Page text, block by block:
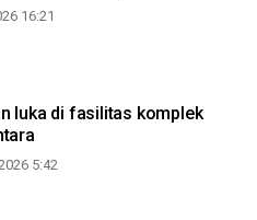
16:21
luka di fasilitas komplek
5:42